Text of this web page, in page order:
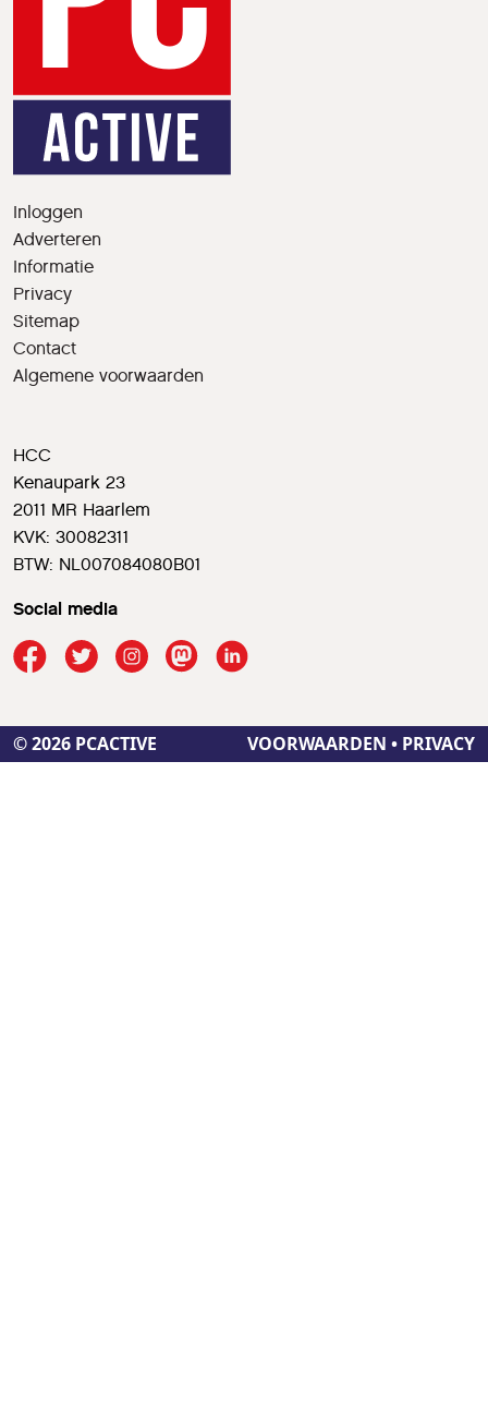
Inloggen
Adverteren
Informatie
Privacy
Sitemap
Contact
Algemene voorwaarden
HCC
Kenaupark 23
2011 MR Haarlem
KVK: 30082311
BTW: NL007084080B01
Social media
© 2026 PCACTIVE VOORWAARDEN • PRIVACY